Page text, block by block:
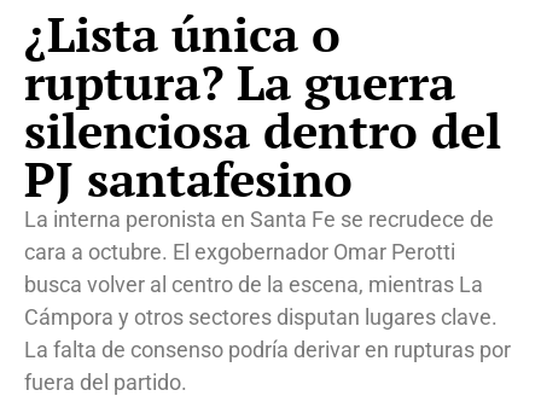
¿Lista única o
ruptura? La guerra
silenciosa dentro del
PJ santafesino
La interna peronista en Santa Fe se recrudece de
cara a octubre. El exgobernador Omar Perotti
busca volver al centro de la escena, mientras La
Cámpora y otros sectores disputan lugares clave.
La falta de consenso podría derivar en rupturas por
fuera del partido.